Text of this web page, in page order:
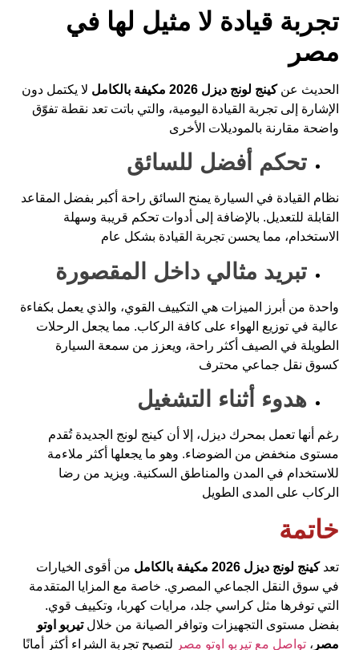
تجربة قيادة لا مثيل لها في
مصر
الحديث عن كينج لونج ديزل 2026 مكيفة بالكامل
لا يكتمل دون
الإشارة إلى تجربة القيادة اليومية، والتي باتت تعد نقطة تفوّق
واضحة مقارنة بالموديلات الأخرى
تحكم أفضل للسائق
نظام القيادة في السيارة يمنح السائق راحة أكبر بفضل المقاعد
القابلة للتعديل. بالإضافة إلى أدوات تحكم قريبة وسهلة
الاستخدام، مما يحسن تجربة القيادة بشكل عام
تبريد مثالي داخل المقصورة
واحدة من أبرز الميزات هي التكييف القوي، والذي يعمل بكفاءة
عالية في توزيع الهواء على كافة الركاب. مما يجعل الرحلات
الطويلة في الصيف أكثر راحة، ويعزز من سمعة السيارة
كسوق نقل جماعي محترف
هدوء أثناء التشغيل
رغم أنها تعمل بمحرك ديزل، إلا أن كينج لونج الجديدة تُقدم
مستوى منخفض من الضوضاء. وهو ما يجعلها أكثر ملاءمة
للاستخدام في المدن والمناطق السكنية. ويزيد من رضا
الركاب على المدى الطويل
خاتمة
تعدكينج لونج ديزل 2026 مكيفة بالكامل
من أقوى الخيارات
في سوق النقل الجماعي المصري. خاصة مع المزايا المتقدمة
التي توفرها مثل كراسي جلد، مرايات كهربا، وتكييف قوي.
بفضل مستوى التجهيزات وتوافر الصيانة من خلالتيربو اوتو
مصر ، تواصل مع تيربو اوتو مصر لتصبح تجربة الشراء أكثر أمانًا